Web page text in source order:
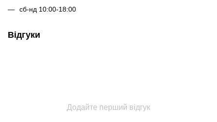
сб-нд 10:00-18:00
Відгуки
Додайте перший відгук